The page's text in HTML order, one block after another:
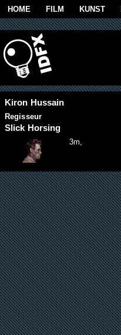
Overslaan en naar de algemene
HOME FILM KUNST
Kiron Hussain
Regisseur
Slick Horsing
3m,